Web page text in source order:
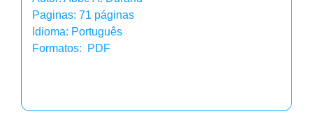
Paginas: 71 páginas
Idioma: Português
Formatos: PDF